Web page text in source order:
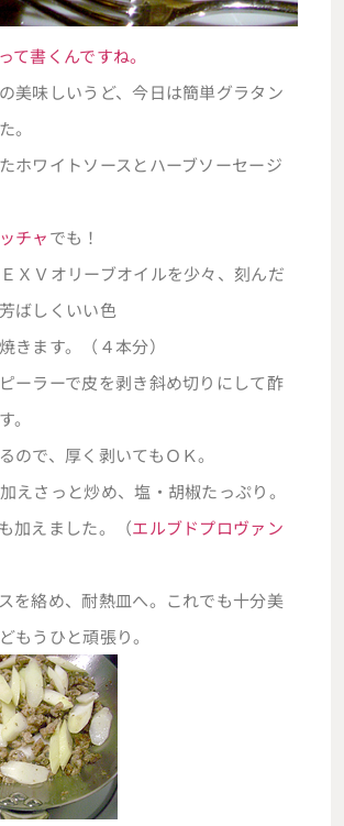
て書くんですね。
美味しいうど、今日は簡単グラタン
。
ホワイトソースとハーブソーセージ
チャでも！
ＸＶオリーブオイルを少々、刻んだ
ばしくいい色
きます。（４本分）
ーラーで皮を剥き斜め切りにして酢
。
ので、厚く剥いてもＯＫ。
えさっと炒め、塩・胡椒たっぷり。
加えました。（エルブドプロヴァン
を絡め、耐熱皿へ。これでも十分美
もうひと頑張り。